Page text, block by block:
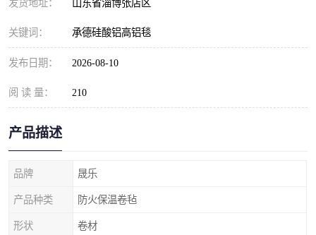
发货地址： 山东省淄博张店区
关键词： 承德硅酸铝高铝毯
发布日期： 2026-08-10
阅 读 量： 210
产品描述
品牌 晟乐
产品种类 防火保温卷毡
形状 卷材